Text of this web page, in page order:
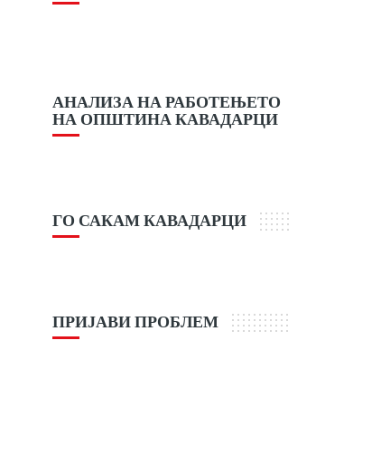
АНАЛИЗА НА РАБОТЕЊЕТО
НА ОПШТИНА КАВАДАРЦИ
ГО САКАМ КАВАДАРЦИ
ПРИЈАВИ ПРОБЛЕМ